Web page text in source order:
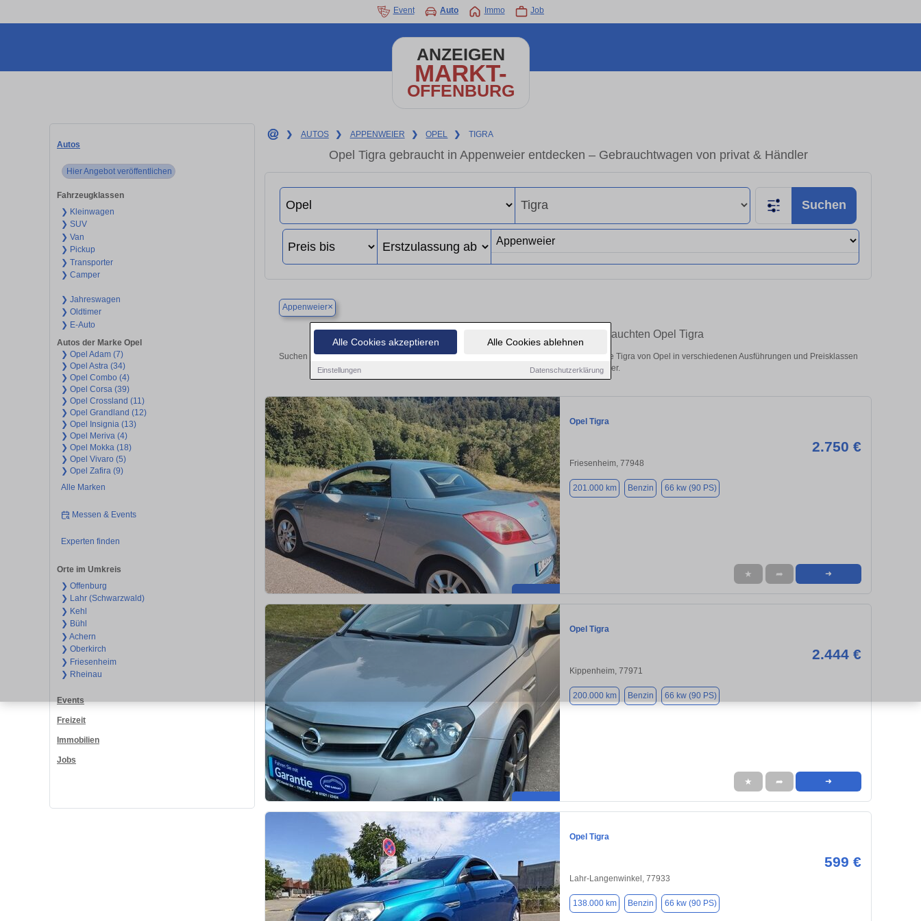
Alle Cookies akzeptieren Alle Cookies ablehnen
Einstellungen Datenschutzerklärung
Event Auto Immo Job
ANZEIGEN
MARKT-
OFFENBURG
Autos
Hier Angebot veröffentlichen
Fahrzeugklassen
❯ Kleinwagen
❯ SUV
❯ Van
❯ Pickup
❯ Transporter
❯ Camper
❯ Jahreswagen
❯ Oldtimer
❯ E-Auto
Autos der Marke Opel
❯ Opel Adam (7)
❯ Opel Astra (34)
❯ Opel Combo (4)
❯ Opel Corsa (39)
❯ Opel Crossland (11)
❯ Opel Grandland (12)
❯ Opel Insignia (13)
❯ Opel Meriva (4)
❯ Opel Mokka (18)
❯ Opel Vivaro (5)
❯ Opel Zafira (9)
Alle Marken
Messen & Events
Experten finden
Orte im Umkreis
❯ Offenburg
❯ Lahr (Schwarzwald)
❯ Kehl
❯ Bühl
❯ Achern
❯ Oberkirch
❯ Friesenheim
❯ Rheinau
Events
Freizeit
Immobilien
Jobs
❯ AUTOS ❯ APPENWEIER ❯ OPEL ❯ TIGRA
Opel Tigra gebraucht in Appenweier entdecken – Gebrauchtwagen von privat & Händler
Suchen
Appenweier×
Finden Sie in Appenweier Ihren gebrauchten Opel Tigra
Suchen Sie in Appenweier einen Opel Tigra Gebrauchtwagen? Entdecken Sie gebrauchte Tigra von Opel in verschiedenen Ausführungen und Preisklassen
von privat und vom Händler.
Opel Tigra
2.750 €
Friesenheim, 77948
201.000 km Benzin 66 kw (90 PS)
★ ➦ ➜
Opel Tigra
2.444 €
Kippenheim, 77971
200.000 km Benzin 66 kw (90 PS)
★ ➦ ➜
Opel Tigra
599 €
Lahr-Langenwinkel, 77933
138.000 km Benzin 66 kw (90 PS)